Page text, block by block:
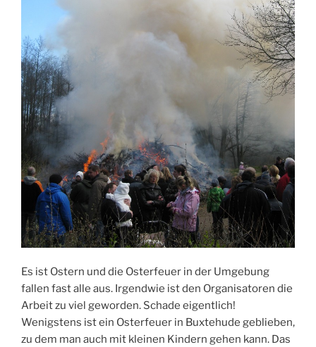
Es ist Ostern und die Osterfeuer in der Umgebung
fallen fast alle aus. Irgendwie ist den Organisatoren die
Arbeit zu viel geworden. Schade eigentlich!
Wenigstens ist ein Osterfeuer in Buxtehude geblieben,
zu dem man auch mit kleinen Kindern gehen kann. Das